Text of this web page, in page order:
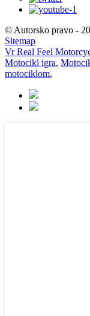
© Autorsko pravo -
Sitemap
Vr Real Feel
Motocikl igra,
motociklom,